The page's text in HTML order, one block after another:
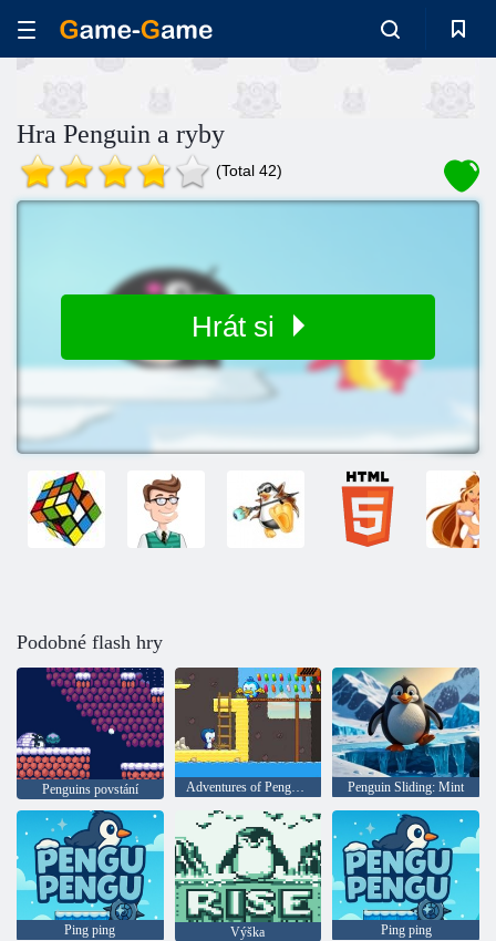
Hra Penguin a ryby
(Total 42)
Hrát si
Podobné flash hry
Penguins povstání Adventures of Penguin Niels Penguin Sliding: Mint
Ping ping Výška Ping ping